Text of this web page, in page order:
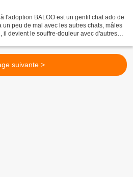
l'adoption BALOO est un gentil chat ado de
un peu de mal avec les autres chats, mâles
il devient le souffre-douleur avec d'autres
suivante >